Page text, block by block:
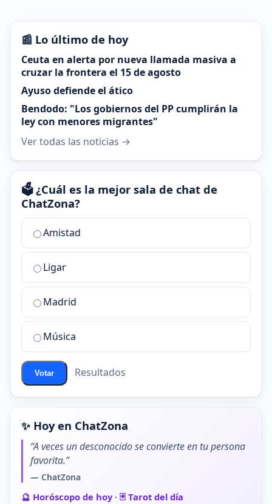
📰 Lo último de hoy
Ceuta en alerta por nueva llamada masiva a
cruzar la frontera el 15 de agosto
Ayuso defiende el ático
Bendodo: "Los gobiernos del PP cumplirán la
ley con menores migrantes"
Ver todas las noticias →
🗳️ ¿Cuál es la mejor sala de chat de
ChatZona?
¿Cuál
la
mejor
sala
chat
ChatZona?
Amistad
Ligar
Madrid
Música
Votar Resultados
✨ Hoy en ChatZona
“A veces un desconocido se convierte en tu persona
favorita.”
— ChatZona
🔮 Horóscopo de hoy· 🃏 Tarot del día